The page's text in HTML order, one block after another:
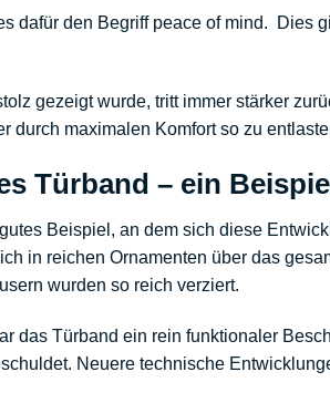
dafür den Begriff peace of mind. Dies
gezeigt wurde, tritt immer stärker
durch maximalen Komfort so zu
Türband – ein
Beispiel, an dem sich diese
in reichen Ornamenten über das
wurden so reich verziert.
das Türband ein rein funktionaler
Neuere technische